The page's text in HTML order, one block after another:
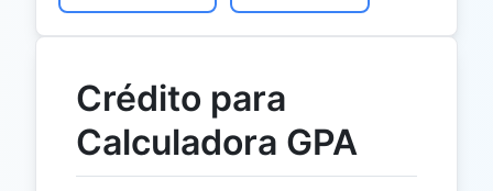
Crédito para
Calculadora GPA